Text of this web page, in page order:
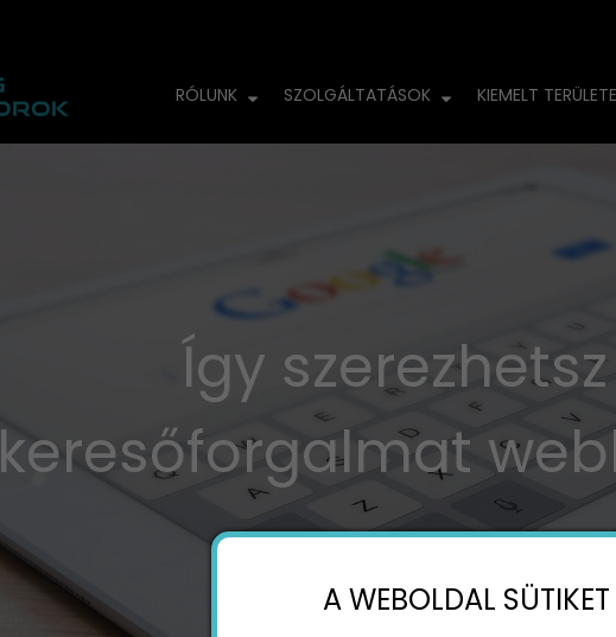
RÓLUNK SZOLGÁLTATÁSOK KIEMELT
Így
keresőforgalmat
A WEBOLDAL